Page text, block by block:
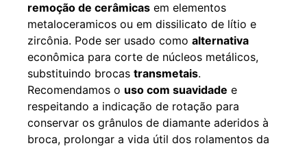
remoção de cerâmicas em elementos
metaloceramicos ou em dissilicato de lítio e
zircônia. Pode ser usado como alternativa
econômica para corte de núcleos metálicos,
substituindo brocas transmetais.
Recomendamos o uso com suavidade e
respeitando a indicação de rotação para
conservar os grânulos de diamante aderidos à
broca, prolongar a vida útil dos rolamentos da